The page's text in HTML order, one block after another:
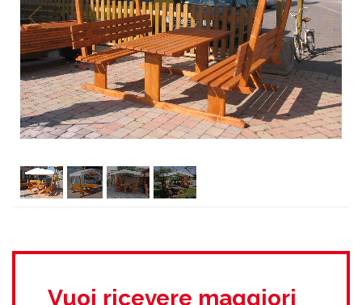
Vuoi ricevere maggiori